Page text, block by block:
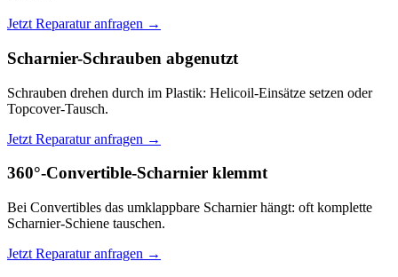
Jetzt Reparatur anfragen →
Scharnier-Schrauben abgenutzt
Schrauben drehen durch im Plastik: Helicoil-Einsätze setzen oder
Topcover-Tausch.
Jetzt Reparatur anfragen →
360°-Convertible-Scharnier klemmt
Bei Convertibles das umklappbare Scharnier hängt: oft komplette
Scharnier-Schiene tauschen.
Jetzt Reparatur anfragen →